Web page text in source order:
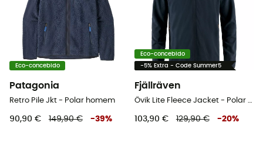
Eco-concebido
Patagonia
Retro Pile Jkt - Polar homem
90,90 € 149,90 € -39%
Eco-concebido
-5% Extra - Code Summer5
Fjällräven
Övik Lite Fleece Jacket - Polar homem
103,90 € 129,90 € -20%